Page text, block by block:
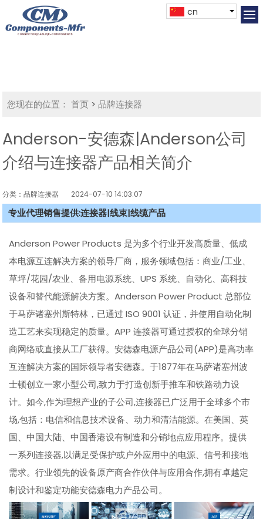
cn
您现在的位置： 首页 >品牌连接器
Anderson-安德森|Anderson公司
介绍与连接器产品相关简介
分类：品牌连接器 2024-07-10 14:03:07
专业代理销售提供:连接器|线束|线缆产品
Anderson Power Products 是为多个行业开发高质量、低成
本电源互连解决方案的领导厂商，服务领域包括：商业/工业、
草坪/花园/农业、备用电源系统、UPS 系统、自动化、高科技
设备和替代能源解决方案。Anderson Power Product 总部位
于马萨诸塞州斯特林，已通过 ISO 9001 认证，并使用自动化制
造工艺来实现稳定的质量。APP 连接器可通过授权的全球分销
商网络或直接从工厂获得。安德森电源产品公司(APP)是高功率
互连解决方案的国际领导者安德森。于1877年在马萨诸塞州波
士顿创立一家小型公司,致力于打造创新手推车和铁路动力设
计。如今,作为理想产业的子公司,连接器已广泛用于全球多个市
场,包括：电信和信息技术设备、动力和清洁能源。在美国、英
国、中国大陆、中国香港设有制造和分销地点应用程序。提供
一系列连接器,以满足受保护或户外应用中的电源、信号和接地
需求。行业领先的设备原产商合作伙伴与应用合作,拥有卓越定
制设计和鉴定功能安德森电力产品公司。